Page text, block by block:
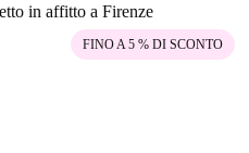
in affitto a Firenze
FINO A 5 % DI SCONTO